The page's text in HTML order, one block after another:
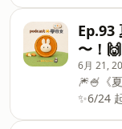
日文》
動式
: ⁠⁠⁠⁠
▼ 趁這
https://x.gd/
音 🍧 🍨
（aisu
（ika）
（umi
Ep.93
〜！
6月 21,
🎆🍧《
✨6/24